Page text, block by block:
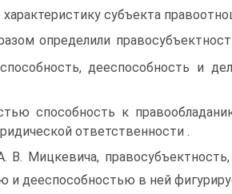
субъекта
определили
дееспособность и
способность к
ответственности .
Мицкевича,
и дееспособностью в ней